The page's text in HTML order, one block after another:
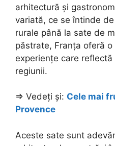
arhitectură și
variată, ce se întinde
rurale până la sate de
păstrate, Franța oferă
experiențe care
regiunii.
=> Vedeți și: Cele mai
Provence
Aceste sate sunt